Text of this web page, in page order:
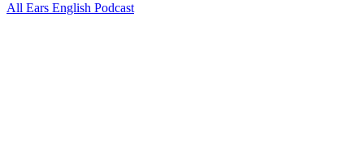
All Ears English Podcast